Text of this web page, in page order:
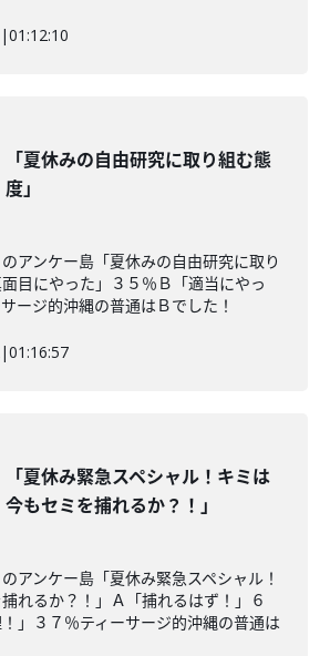
|01:12:10
「夏休みの自由研究に取り組む態
度」
アンケー島「夏休みの自由研究に取り
目にやった」３５％Ｂ「適当にやっ
ージ的沖縄の普通はＢでした！
|01:16:57
「夏休み緊急スペシャル！キミは
今もセミを捕れるか？！」
アンケー島「夏休み緊急スペシャル！
れるか？！」Ａ「捕れるはず！」６
」３７％ティーサージ的沖縄の普通は